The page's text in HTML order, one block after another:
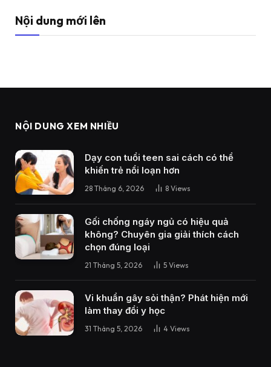
Nội dung mới lên
NỘI DUNG XEM NHIỀU
Dạy con tuổi teen sai cách có thể
khiến trẻ nổi loạn hơn
28 Tháng 6, 2026 8 Views
Gối chống ngáy ngủ có hiệu quả
không? Chuyên gia giải thích cách
chọn đúng loại
21 Tháng 5, 2026 5 Views
Vi khuẩn gây sỏi thận? Phát hiện mới
làm thay đổi y học
31 Tháng 5, 2026 4 Views